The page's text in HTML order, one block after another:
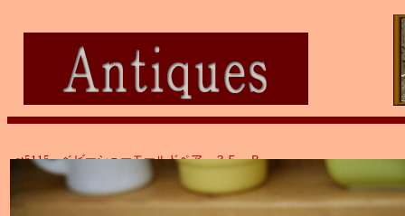
at5115 ベビーシューモールドペア ３Ｅ－Ｂ